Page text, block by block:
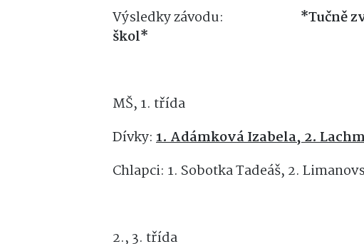
Výsledky závodu:
*Tučně
škol*
MŠ, 1. třída
Dívky: 1. Adámková Izabela, 2.
Chlapci: 1. Sobotka Tadeáš, 2.
2., 3. třída